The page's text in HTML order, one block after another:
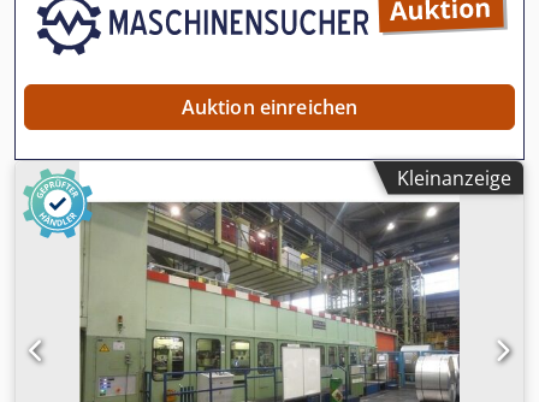
Auktion einreichen
Kleinanzeige